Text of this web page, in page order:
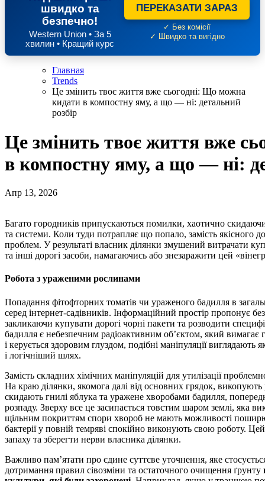
швидко та
безпечно!
Western Union • За 5
хвилин • Кращий курс
ПЕРЕКАЗАТИ ЗАРАЗ
✓ Без комісії
✓ Швидко та вигідно
Главная
Trends
Це змінить твоє життя вже сьогодні: Що можна
кидати в компостну яму, а що — ні: детальний
розбір
Це змінить твоє життя вже
в компостну яму, а що — ні:
Апр 13, 2026
Багато городників припускаються помилки, хаотично скидаючи в компостну купу все підряд без жодного розбору
та системи. Коли туди потрапляє що попало, замість якісного
проблем. У результаті власник ділянки змушений витрачати
та інші дорогі засоби, намагаючись або знезаражити цей
Робота з ураженими рослинами
Попадання фітофторних томатів чи ураженого бадилля в
серед інтернет-садівників. Інформаційний простір пропонує
закликаючи купувати дорогі чорні пакети та розводити
бадилля є небезпечним радіоактивним об’єктом, який
і керується здоровим глуздом, подібні маніпуляції виглядають
і логічніший шлях.
Замість складних хімічних маніпуляцій для утилізації
На краю ділянки, якомога далі від основних грядок,
скидають гнилі яблука та уражене хворобами бадилля,
розпаду. Зверху все це засипається товстим шаром землі, яка
щільним покриттям спори хвороб не мають можливості
бактерії у повній темряві спокійно виконують свою роботу.
запаху та зберегти нерви власника ділянки.
Важливо пам’ятати про єдине суттєве уточнення, яке
дотримання правил сівозміни та остаточного очищення ґрунту